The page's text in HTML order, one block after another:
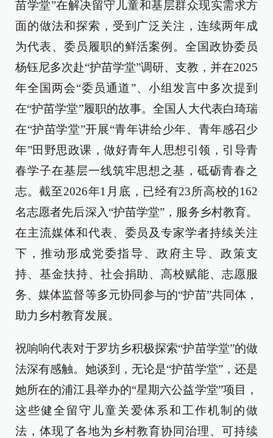
苗学堂”在解决留守儿童和基层群众现实需求方
面的做法和探索，受到广泛关注，连续两年成
为代表、委员履职的鲜活案例。全国政协委员
杨钰尼多次赴“护苗学堂”调研、支教，并在2025
年全国两会“委员通道”、小组发言中多次提到
在“护苗学堂”履职的故事。全国人大代表白琦瑞
在“护苗学堂”开展“青年讲给少年、青年感召少
年”田野思政课，做好青年人思想引领，引导青
春学子在基层一线筑牢思想之基，砥砺青春之
志。截至2026年1月底，已经有23所高校的162
名志愿者先后深入“护苗学堂”，服务乡村教育。
在主流媒体和代表、委员及专家学者持续关注
下，推动形成党委指导、政府主导、政策支
持、基金扶持、社会捐助、高校赋能、志愿服
务、媒体监督等多元协同参与的“护苗”共同体，
助力乡村教育发展。
祝响响代表对于罗坊乡积极探索“护苗学堂”的做
法深有感触。她谈到，无论是“护苗学堂”，还是
她所在的浦江县举办的“星期六公益学堂”项目，
这些健全留守儿童关爱体系和工作机制的做
法，体现了各地为乡村教育协同治理、可持续